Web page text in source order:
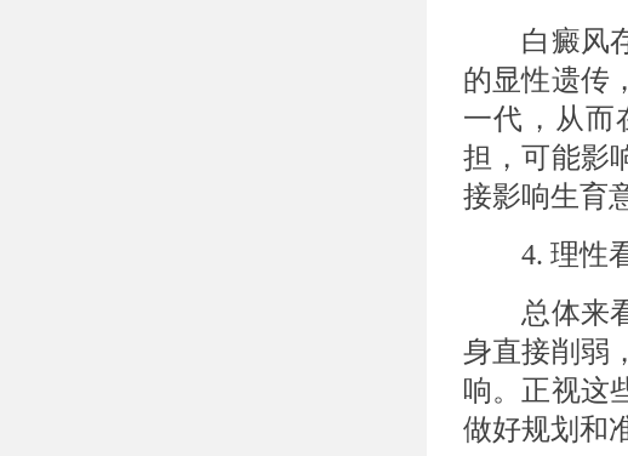
白癜风存
的显性遗传
一代，从而
担，可能影
接影响生育
4. 理性看
总体来看
身直接削弱
响。正视这
做好规划和